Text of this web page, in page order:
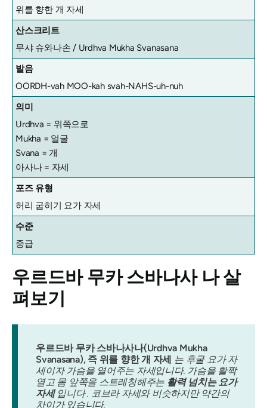
위를 향한 개 자세
산스크리트
무샤 슈와나손 / Urdhva Mukha Svanasana
발음
OORDH-vah MOO-kah svah-NAHS-uh-nuh
의미
Urdhva = 위쪽으로
Mukha = 얼굴
Svana = 개
아사나 = 자세
포즈 유형
허리 굽히기 요가 자세
수준
중급
우르드바 무카 스바나사 나 살
펴보기
우르드바 무카 스바나사나(Urdhva Mukha
Svanasana), 즉 위를 향한 개 자세 는 후굴 요가 자
세이자 가슴을 열어주는 자세입니다. 가슴을 활짝
열고 몸 앞쪽을 스트레칭해주는 활력 넘치는 요가
자세입니다 . 코브라 자세와 비슷하지만 약간의
차이가 있습니다.